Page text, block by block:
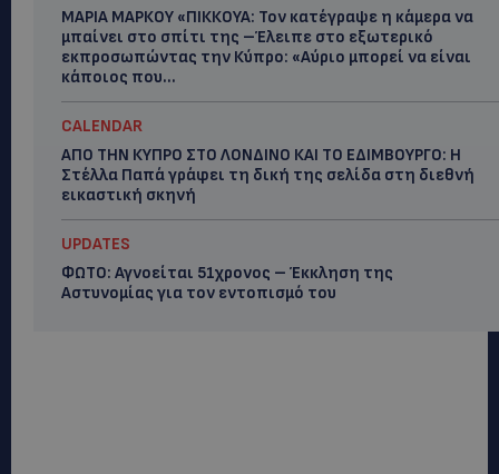
ΜΑΡΙΑ ΜΑΡΚΟΥ «ΠΙΚΚΟΥΑ: Τον κατέγραψε η κάμερα να
μπαίνει στο σπίτι της –Έλειπε στο εξωτερικό
εκπροσωπώντας την Κύπρο: «Αύριο μπορεί να είναι
κάποιος που...
CALENDAR
ΑΠΟ ΤΗΝ ΚΥΠΡΟ ΣΤΟ ΛΟΝΔΙΝΟ ΚΑΙ ΤΟ ΕΔΙΜΒΟΥΡΓΟ: Η
Στέλλα Παπά γράφει τη δική της σελίδα στη διεθνή
εικαστική σκηνή
UPDATES
ΦΩΤΟ: Αγνοείται 51χρονος – Έκκληση της
Αστυνομίας για τον εντοπισμό του